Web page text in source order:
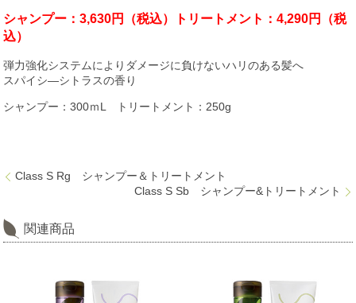
シャンプー：3,630円（税込）トリートメント：4,290円（税
込）
弾力強化システムによりダメージに負けないハリのある髪へ
スパイシ―シトラスの香り
シャンプー：300ｍL トリートメント：250g
Class S Rg シャンプー＆トリートメント
Class S Sb シャンプー&トリートメント
関連商品